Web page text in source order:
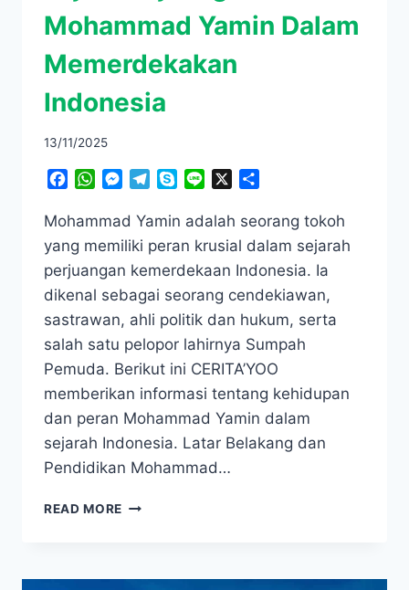
Mohammad Yamin Dalam
Memerdekakan
Indonesia
13/11/2025
Facebook
WhatsApp
Messenger
TelegramSkypeLine
Mohammad Yamin adalah seorang tokoh
yang memiliki peran krusial dalam sejarah
perjuangan kemerdekaan Indonesia. ​Ia
dikenal sebagai seorang cendekiawan,
sastrawan, ahli politik dan hukum, serta
salah satu pelopor lahirnya Sumpah
Pemuda. Berikut ini CERITA’YOO
memberikan informasi tentang kehidupan
dan peran Mohammad Yamin dalam
sejarah Indonesia. Latar Belakang dan
Pendidikan Mohammad…
READ MORE JEJAK
DALAM